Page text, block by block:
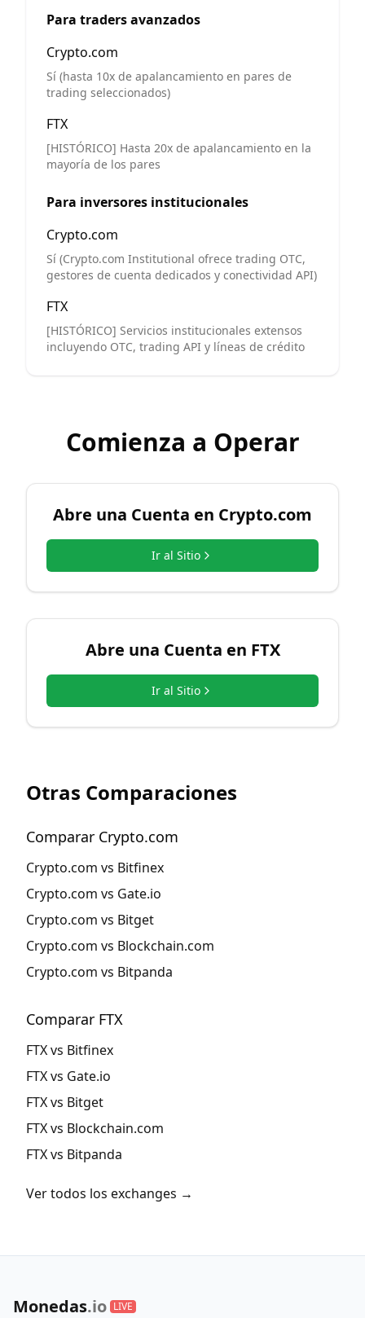
Para traders avanzados
Crypto.com
Sí (hasta 10x de apalancamiento en pares de
trading seleccionados)
FTX
[HISTÓRICO] Hasta 20x de apalancamiento en la
mayoría de los pares
Para inversores institucionales
Crypto.com
Sí (Crypto.com Institutional ofrece trading OTC,
gestores de cuenta dedicados y conectividad API)
FTX
[HISTÓRICO] Servicios institucionales extensos
incluyendo OTC, trading API y líneas de crédito
Comienza a Operar
Abre una Cuenta en Crypto.com
Ir al Sitio
Abre una Cuenta en FTX
Ir al Sitio
Otras Comparaciones
Comparar Crypto.com
Crypto.com vs Bitfinex
Crypto.com vs Gate.io
Crypto.com vs Bitget
Crypto.com vs Blockchain.com
Crypto.com vs Bitpanda
Comparar FTX
FTX vs Bitfinex
FTX vs Gate.io
FTX vs Bitget
FTX vs Blockchain.com
FTX vs Bitpanda
Ver todos los exchanges →
Monedas.io LIVE